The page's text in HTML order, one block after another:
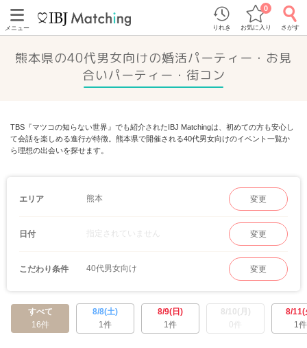
メニュー りれき お気に入り
0
さがす
熊本県の40代男女向けの婚活パーティー・お見
合いパーティー・街コン
TBS『マツコの知らない世界』でも紹介されたIBJ Matchingは、初めての方も安心し
て会話を楽しめる進行が特徴。熊本県で開催される40代男女向けのイベント一覧か
ら理想の出会いを探せます。
エリア 熊本 変更
日付 指定されていません 変更
こだわり条件 40代男女向け 変更
すべて
16件
8/8(土)
1件
8/9(日)
1件
8/10(月)
0件
8/11(
1件